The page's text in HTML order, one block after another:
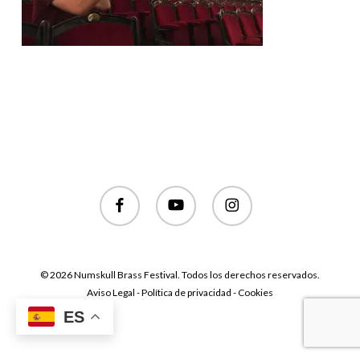
facebook youtube instagram
© 2026 Numskull Brass Festival. Todos los derechos reservados.
Aviso Legal - Política de privacidad - Cookies
ES